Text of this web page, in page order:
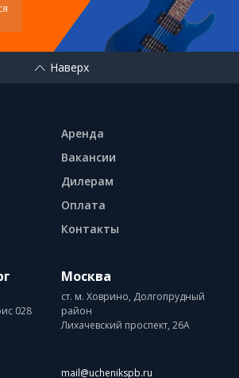
Наверх
Аренда
Вакансии
Дилерам
Оплата
Контакты
028
Москва
ст. м. Ховрино, Долгопрудный
район
Лихачевский проспект, 26А
mail@uchenikspb.ru